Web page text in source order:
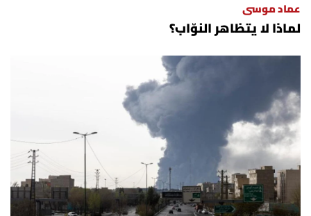
عماد موسى
لماذا لا يتظاهر النوّاب؟